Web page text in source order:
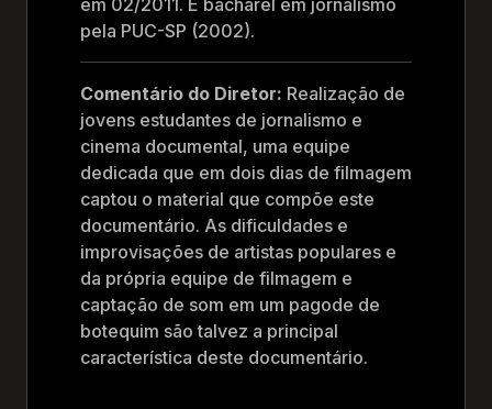
em 02/2011. É bacharel em jornalismo
pela PUC-SP (2002).
Comentário do Diretor: Realização de
jovens estudantes de jornalismo e
cinema documental, uma equipe
dedicada que em dois dias de filmagem
captou o material que compõe este
documentário. As dificuldades e
improvisações de artistas populares e
da própria equipe de filmagem e
captação de som em um pagode de
botequim são talvez a principal
característica deste documentário.